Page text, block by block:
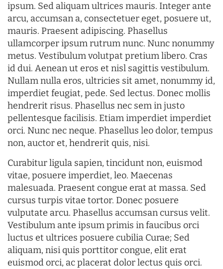
ipsum. Sed aliquam ultrices mauris. Integer ante
arcu, accumsan a, consectetuer eget, posuere ut,
mauris. Praesent adipiscing. Phasellus
ullamcorper ipsum rutrum nunc. Nunc nonummy
metus. Vestibulum volutpat pretium libero. Cras
id dui. Aenean ut eros et nisl sagittis vestibulum.
Nullam nulla eros, ultricies sit amet, nonummy id,
imperdiet feugiat, pede. Sed lectus. Donec mollis
hendrerit risus. Phasellus nec sem in justo
pellentesque facilisis. Etiam imperdiet imperdiet
orci. Nunc nec neque. Phasellus leo dolor, tempus
non, auctor et, hendrerit quis, nisi.
Curabitur ligula sapien, tincidunt non, euismod
vitae, posuere imperdiet, leo. Maecenas
malesuada. Praesent congue erat at massa. Sed
cursus turpis vitae tortor. Donec posuere
vulputate arcu. Phasellus accumsan cursus velit.
Vestibulum ante ipsum primis in faucibus orci
luctus et ultrices posuere cubilia Curae; Sed
aliquam, nisi quis porttitor congue, elit erat
euismod orci, ac placerat dolor lectus quis orci.